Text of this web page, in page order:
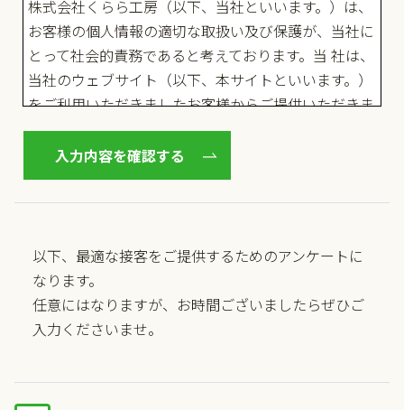
以下、最適な接客をご提供するためのアンケートに
なります。
任意にはなりますが、お時間ございましたらぜひご
入力くださいませ。